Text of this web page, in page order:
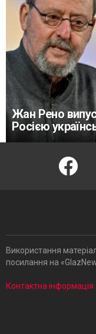
Жан Рено
Росією
Використання
посилання на
Контактна інформація